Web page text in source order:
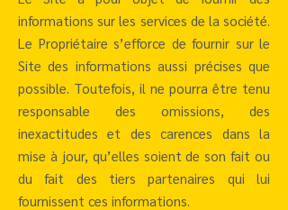
informations sur les services de la société.
Le Propriétaire s’efforce de fournir sur le
Site des informations aussi précises que
possible. Toutefois, il ne pourra être tenu
responsable des omissions, des
inexactitudes et des carences dans la
mise à jour, qu’elles soient de son fait ou
du fait des tiers partenaires qui lui
fournissent ces informations.